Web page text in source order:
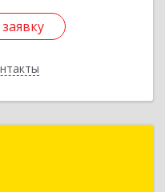
край, Хабаровск г,